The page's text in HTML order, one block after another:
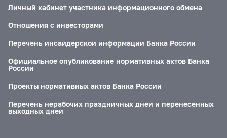
Личный кабинет участника информационного обмена
Отношения с инвесторами
Перечень инсайдерской информации Банка России
Официальное опубликование нормативных актов Банка
России
Проекты нормативных актов Банка России
Перечень нерабочих праздничных дней и перенесенных
выходных дней